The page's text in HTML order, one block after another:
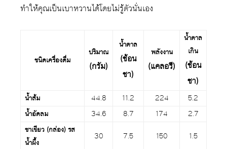
ทำให้คุณเป็นเบาหวานได้โดยไม่รู้ตัวนั่นเอง
ชนิดเครื่องดื่ม
ปริมาณ
(กรัม)
น้ำตาล
(ช้อน
ชา)
พลังงาน
(แคลอรี)
น้ำตาล
เกิน
(ช้อน
ชา)
น้ำส้ม 44.8 11.2 224
5.2
น้ำอัดลม
34.6 8.7 174
2.7
ชาเขียว (กล่อง) รส
น้ำผึ้ง
30 7.5 150
1.5